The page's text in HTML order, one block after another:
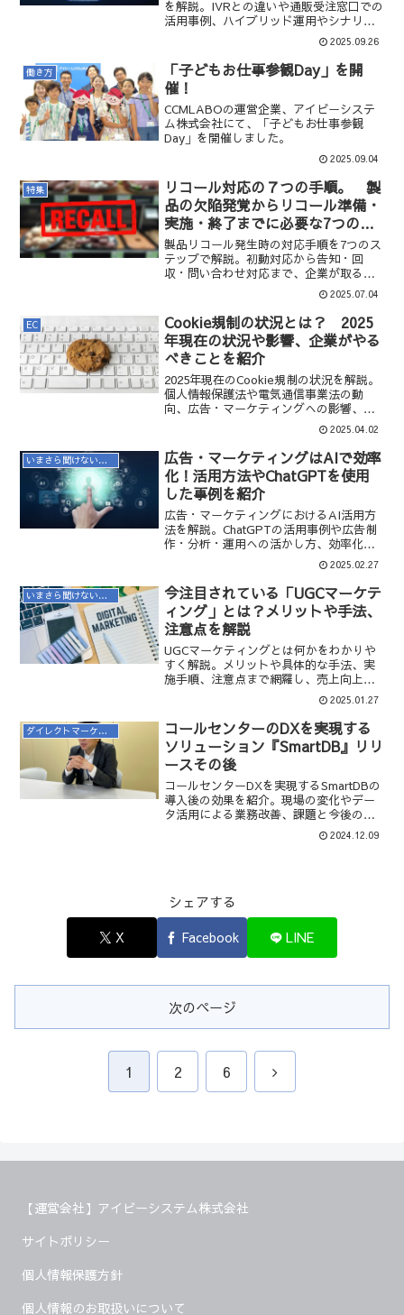
を解説。IVRとの違いや通販受注窓口での
活用事例、ハイブリッド運用やシナリオ
2025.09.26
働き方
「子どもお仕事参観Day」を開
催！
CCMLABOの運営企業、アイビーシステ
ム株式会社にて、「子どもお仕事参観
Day」を開催しました。
2025.09.04
特集
リコール対応の７つの手順。 製
品の欠陥発覚からリコール準備・
実施・終了までに必要な7つの手
順を解説
製品リコール発生時の対応手順を7つのス
テップで解説。初動対応から告知・回
収・問い合わせ対応まで、企業が取るべ
き実務フローを分かりやすく紹介しま
2025.07.04
EC
Cookie規制の状況とは？ 2025
年現在の状況や影響、企業がやる
べきことを紹介
2025年現在のCookie規制の状況を解説。
個人情報保護法や電気通信事業法の動
向、広告・マーケティングへの影響、企
業が取るべき対策を分かりやすく紹介し
2025.04.02
いまさら聞けないマーケティング用語
広告・マーケティングはAIで効率
化！活用方法やChatGPTを使用
した事例を紹介
広告・マーケティングにおけるAI活用方
法を解説。ChatGPTの活用事例や広告制
作・分析・運用への活かし方、効率化と
コスト削減のポイントを紹介。 2025.02.27
いまさら聞けないマーケティング用語
今注目されている「UGCマーケテ
ィング」とは？メリットや手法、
注意点を解説
UGCマーケティングとは何かをわかりや
すく解説。メリットや具体的な手法、実
施手順、注意点まで網羅し、売上向上に
2025.01.27
ダイレクトマーケティング
コールセンターのDXを実現する
ソリューション『SmartDB』リリ
ースその後
コールセンターDXを実現するSmartDBの
導入後の効果を紹介。現場の変化やデー
タ活用による業務改善、課題と今後の展
望をインタビュー形式で解説。 2024.12.09
シェアする
X Facebook LINE
次のページ
1 2 6
次
【運営会社】アイビーシステム株式会社
サイトポリシー
個人情報保護方針
個人情報のお取扱いについて